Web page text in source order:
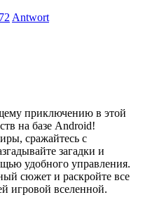
Antwort
приключению в этой
на базе Android!
сражайтесь с
загадки и
удобного управления.
сюжет и раскройте все
игровой вселенной.